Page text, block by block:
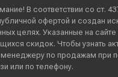
В соответствии со ст.
офертой и создан
целях. Указанные на
скидок. Чтобы узнать
менеджеру по продажам
или по телефону.